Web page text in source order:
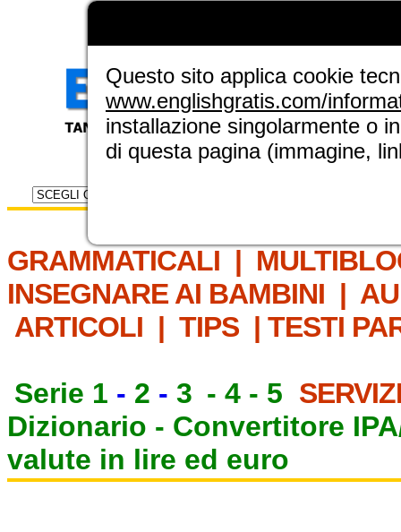
Selettore risorse
GRAMMATICALI |
INSEGNARE AI BAMBINI |
ARTICOLI | TIPS | TESTI
Serie 1 - 2 - 3 - 4 - 5
Dizionario - Convertitore
valute in lire ed euro
Questo sito applica cookie
www.englishgratis.com/
installazione singolarmente o
di questa pagina (immagine,